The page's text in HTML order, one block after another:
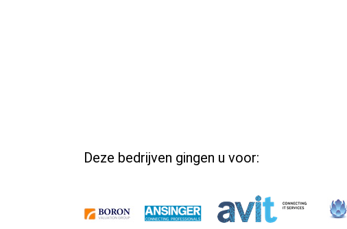
Deze bedrijven gingen u voor: